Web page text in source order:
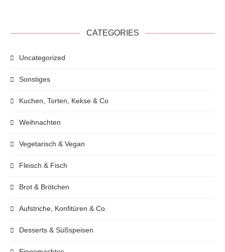
CATEGORIES
Uncategorized
Sonstiges
Kuchen, Torten, Kekse & Co
Weihnachten
Vegetarisch & Vegan
Fleisch & Fisch
Brot & Brötchen
Aufstriche, Konfitüren & Co.
Desserts & Süßspeisen